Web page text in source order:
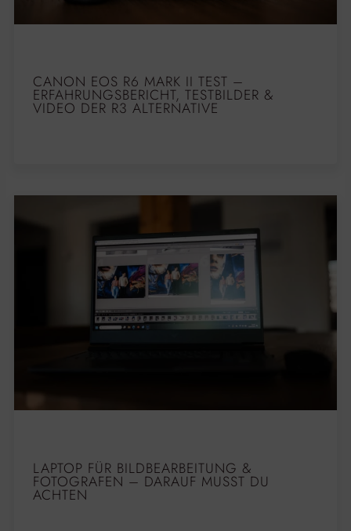
CANON EOS R6 MARK II TEST –
ERFAHRUNGSBERICHT, TESTBILDER &
VIDEO DER R3 ALTERNATIVE
LAPTOP FÜR BILDBEARBEITUNG &
FOTOGRAFEN – DARAUF MUSST DU
ACHTEN